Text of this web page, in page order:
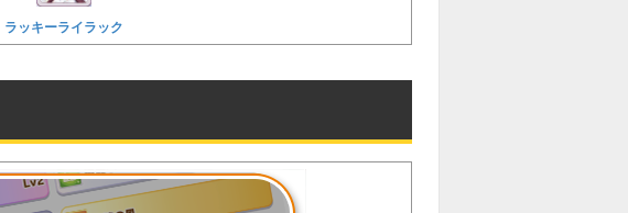
ラッキーライラック